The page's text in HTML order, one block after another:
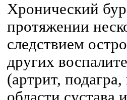
Хронический
протяжении
следствием
других
(артрит,